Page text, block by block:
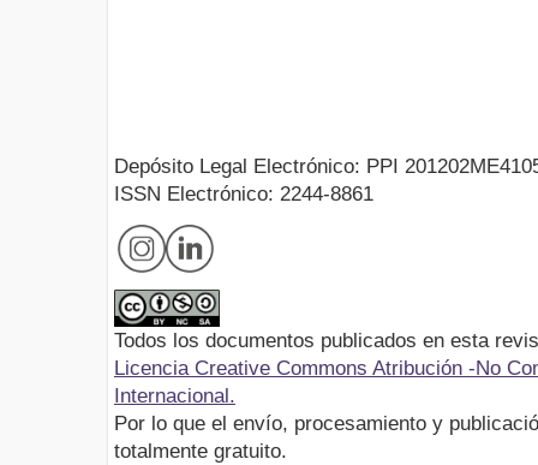
Depósito Legal Electrónico: PPI
ISSN Electrónico: 2244-8861
Todos los documentos publicados en esta
Licencia Creative Commons Atribución -No
Internacional.
Por lo que el envío, procesamiento y
totalmente gratuito.